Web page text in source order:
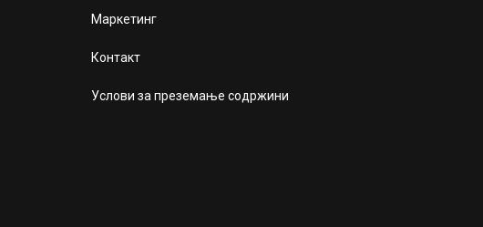
Маркетинг
Контакт
Услови за преземање содржини